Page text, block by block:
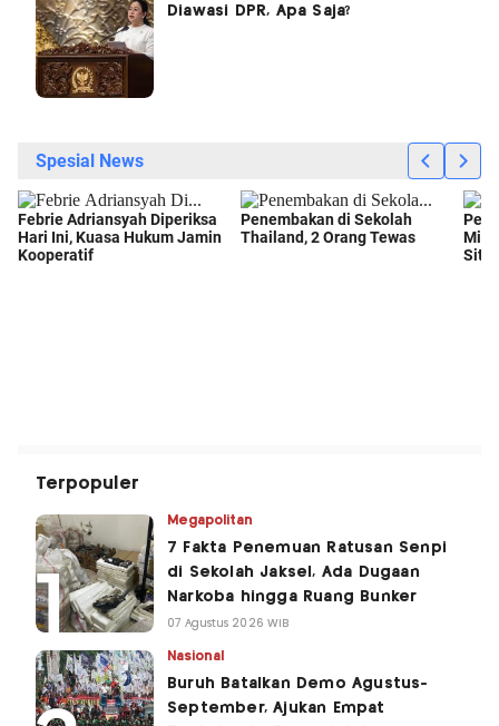
Diawasi DPR, Apa Saja?
Terpopuler
Megapolitan
7 Fakta Penemuan Ratusan Senpi
di Sekolah Jaksel, Ada Dugaan
Narkoba hingga Ruang Bunker
07 Agustus 2026 WIB
Nasional
Buruh Batalkan Demo Agustus-
September, Ajukan Empat